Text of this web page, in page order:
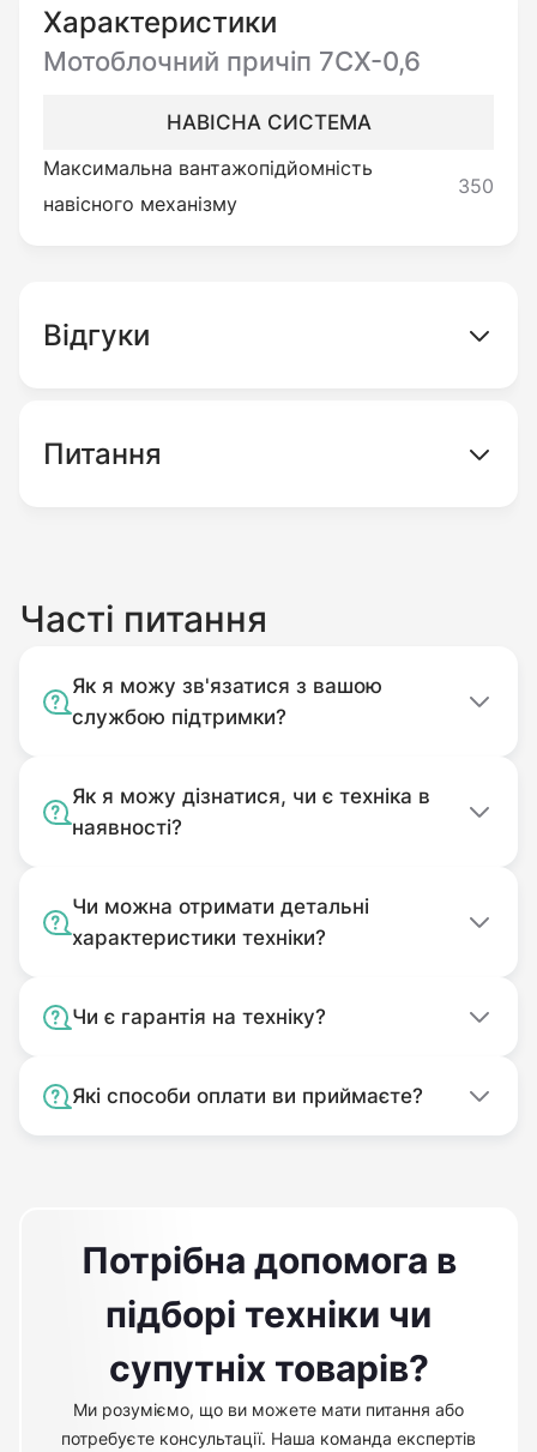
прицепа откидные борта, и что немаловажно
в комплекте идут пара универсальных колес.
Характеристики
Мотоблочний причіп 7CX-0,6
НАВІСНА СИСТЕМА
Максимальна вантажопідйомність
навісного механізму
350
Відгуки
Питання
Часті питання
Як я можу зв'язатися з вашою
службою підтримки?
Як я можу дізнатися, чи є техніка в
наявності?
Чи можна отримати детальні
характеристики техніки?
Чи є гарантія на техніку?
Які способи оплати ви приймаєте?
Потрібна допомога в
підборі техніки чи
супутніх товарів?
Ми розуміємо, що ви можете мати питання або
потребуєте консультації. Наша команда експертів